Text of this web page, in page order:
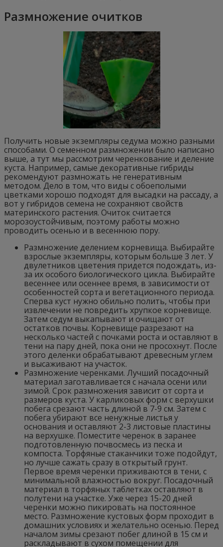
Размножение очитков
Получить новые экземпляры седума можно разными
способами. О семенном размножении было написано
выше, а тут мы рассмотрим черенкование и деление
куста. Например, самые декоративные гибриды
рекомендуют размножать не генеративным
методом. Дело в том, что виды с обоеполыми
цветками хорошо подходят для высадки на рассаду, а
вот у гибридов семена не сохраняют свойств
материнского растения. Очиток считается
морозоустойчивым, поэтому работы можно
проводить осенью и в весеннюю пору.
Размножение делением корневища. Выбирайте
взрослые экземпляры, которым больше 3 лет. У
двулетников цветения придется подождать, из-
за их особого биологического цикла. Выбирайте
весеннее или осеннее время, в зависимости от
особенностей сорта и вегетационного периода.
Сперва куст нужно обильно полить, чтобы при
извлечении не повредить хрупкое корневище.
Затем седум выкапывают и очищают от
остатков почвы. Корневище разрезают на
несколько частей с почками роста и оставляют в
тени на пару дней, пока они не просохнут. После
этого деленки обрабатывают древесным углем
и высаживают на участок.
Размножение черенками. Лучший посадочный
материал заготавливается с начала осени или
зимой. Срок размножения зависит от сорта и
размеров куста. У карликовых форм с верхушки
побега срезают часть длиной в 7-9 см. Затем с
побега убирают все ненужные листья у
основания и оставляют 2-3 листовые пластины
на верхушке. Поместите черенок в заранее
подготовленную почвосмесь из песка и
компоста. Торфяные стаканчики тоже подойдут,
но лучше сажать сразу в открытый грунт.
Первое время черенки приживаются в тени, с
минимальной влажностью вокруг. Посадочный
материал в торфяных таблетках оставляют в
полутени на участке. Уже через 15-20 дней
черенки можно пикировать на постоянное
место. Размножение кустовых форм проходит в
домашних условиях и желательно осенью. Перед
началом зимы срезают побег длиной в 15 см и
раскладывают в сухом помещении для